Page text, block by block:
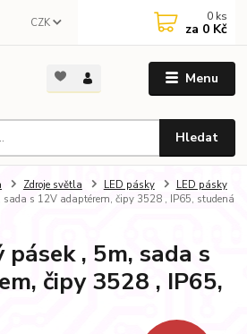
Menu
CZK
Hledat
0 ks
za 0 Kč
Zdroje světla LED pásky
LED pásky
s 12V adaptérem, čipy 3528 , IP65, studená
, 5m, sada s
čipy 3528 , IP65,